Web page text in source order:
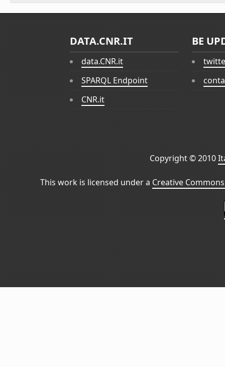
DATA.CNR.IT
data.CNR.it
SPARQL Endpoint
CNR.it
BE
Copyright © 2010
This work is licensed under a Creative